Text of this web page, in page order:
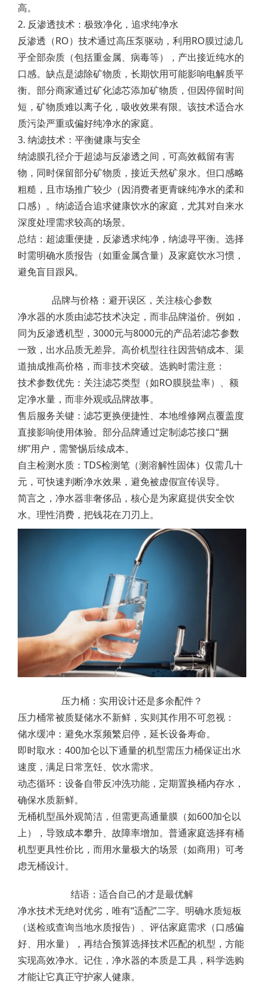
高。
2. 反渗透技术：极致净化，追求纯净水
反渗透（RO）技术通过高压泵驱动，利用RO膜过滤几
乎全部杂质（包括重金属、病毒等），产出接近纯水的
口感。缺点是滤除矿物质，长期饮用可能影响电解质平
衡。部分商家通过矿化滤芯添加矿物质，但因停留时间
短，矿物质难以离子化，吸收效果有限。该技术适合水
质污染严重或偏好纯净水的家庭。
3. 纳滤技术：平衡健康与安全
纳滤膜孔径介于超滤与反渗透之间，可高效截留有害
物，同时保留部分矿物质，接近天然矿泉水。但口感略
粗糙，且市场推广较少（因消费者更青睐纯净水的柔和
口感）。纳滤适合追求健康饮水的家庭，尤其对自来水
深度处理需求较高的场景。
总结：超滤重便捷，反渗透求纯净，纳滤寻平衡。选择
时需明确水质报告（如重金属含量）及家庭饮水习惯，
避免盲目跟风。
品牌与价格：避开误区，关注核心参数
净水器的水质由滤芯技术决定，而非品牌溢价。例如，
同为反渗透机型，3000元与8000元的产品若滤芯参数
一致，出水品质无差异。高价机型往往因营销成本、渠
道抽成推高价格，而非技术突破。选购时需注意：
技术参数优先：关注滤芯类型（如RO膜脱盐率）、额
定净水量，而非外观或品牌故事。
售后服务关键：滤芯更换便捷性、本地维修网点覆盖度
直接影响使用体验。部分品牌通过定制滤芯接口“捆
绑”用户，需警惕后续成本。
自主检测水质：TDS检测笔（测溶解性固体）仅需几十
元，可快速判断净水效果，避免被虚假宣传误导。
简言之，净水器非奢侈品，核心是为家庭提供安全饮
水。理性消费，把钱花在刀刃上。
压力桶：实用设计还是多余配件？
压力桶常被质疑储水不新鲜，实则其作用不可忽视：
储水缓冲：避免水泵频繁启停，延长设备寿命。
即时取水：400加仑以下通量的机型需压力桶保证出水
速度，满足日常烹饪、饮水需求。
动态循环：设备自带反冲洗功能，定期置换桶内存水，
确保水质新鲜。
无桶机型虽外观简洁，但需更高通量膜（如600加仑以
上），导致成本攀升、故障率增加。普通家庭选择有桶
机型更具性价比，而用水量极大的场景（如商用）可考
虑无桶设计。
结语：适合自己的才是最优解
净水技术无绝对优劣，唯有“适配”二字。明确水质短板
（送检或查询当地水质报告）、评估家庭需求（口感偏
好、用水量），再结合预算选择技术匹配的机型，方能
实现高效净水。记住，净水器的本质是工具，科学选购
才能让它真正守护家人健康。